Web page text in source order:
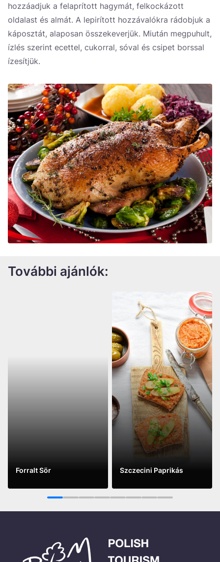
hozzáadjuk a felaprított hagymát, felkockázott
oldalast és almát. A lepirított hozzávalókra rádobjuk a
káposztát, alaposan összekeverjük. Miután megpuhult,
ízlés szerint ecettel, cukorral, sóval és csipet borssal
ízesítjük.
További ajánlók:
Forralt Sör
See more
Szczecini Paprikás
See more
1 2 3 4 5 6 7 8